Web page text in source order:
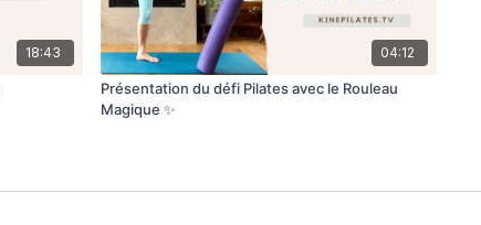
18:43 04:12
Présentation du défi Pilates avec le Rouleau
Magique ✨